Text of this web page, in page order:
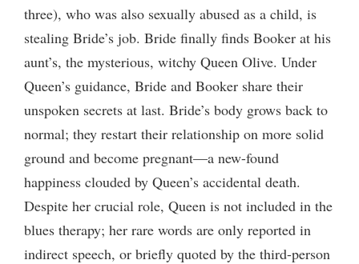
three), who was also sexually abused as a child, is
stealing Bride’s job. Bride finally finds Booker at his
aunt’s, the mysterious, witchy Queen Olive. Under
Queen’s guidance, Bride and Booker share their
unspoken secrets at last. Bride’s body grows back to
normal; they restart their relationship on more solid
ground and become pregnant—a new-found
happiness clouded by Queen’s accidental death.
Despite her crucial role, Queen is not included in the
blues therapy; her rare words are only reported in
indirect speech, or briefly quoted by the third-person